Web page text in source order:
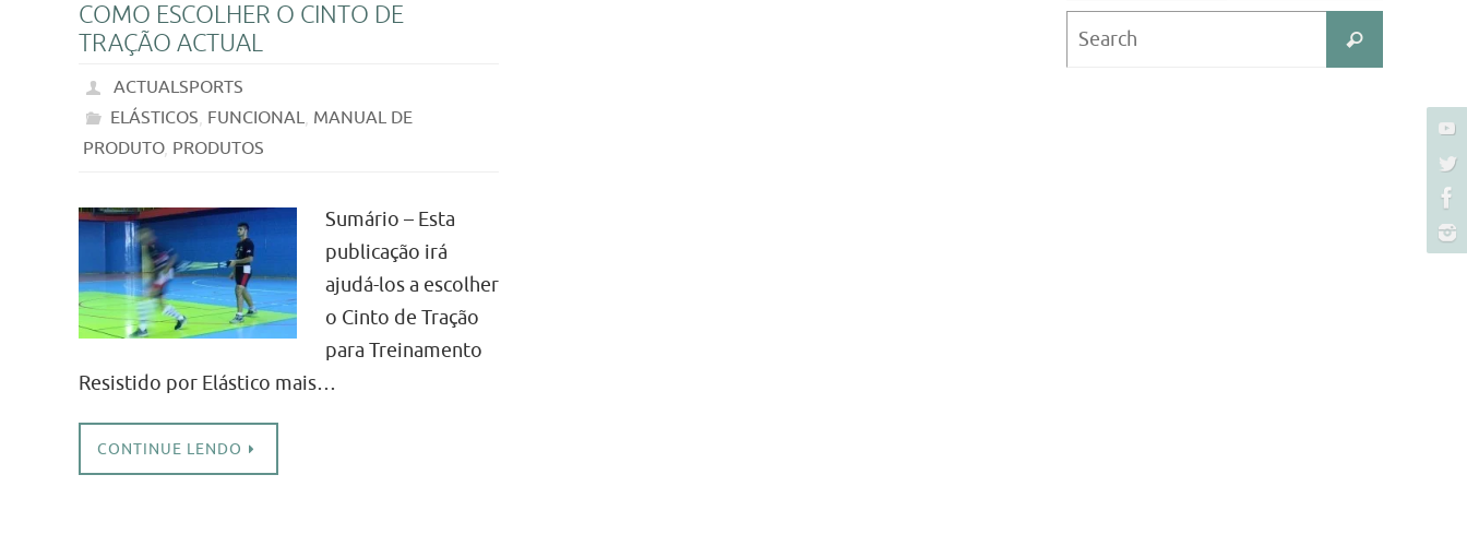
COMO ESCOLHER O CINTO DE
TRAÇÃO ACTUAL
ACTUALSPORTS
ELÁSTICOS, FUNCIONAL, MANUAL DE
PRODUTO, PRODUTOS
Sumário – Esta
publicação irá
ajudá-los a escolher
o Cinto de Tração
para Treinamento
Resistido por Elástico mais…
CONTINUE LENDO
Search